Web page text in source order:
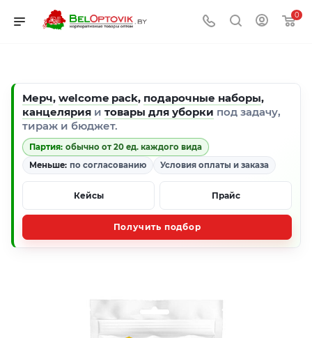
0
Мерч, welcome pack, подарочные наборы,
канцелярия и товары для уборки под задачу,
тираж и бюджет.
Партия: обычно от 20 ед. каждого вида
Меньше: по согласованию Условия оплаты и заказа
Кейсы Прайс
Получить подбор